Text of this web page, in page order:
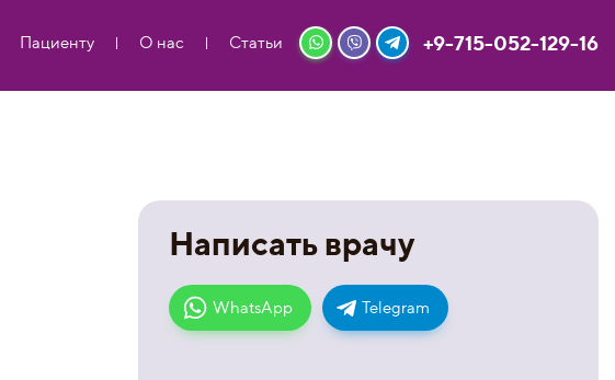
Пациенту О нас Статьи +9-715-052-129-16
Написать врачу
WhatsApp Telegram